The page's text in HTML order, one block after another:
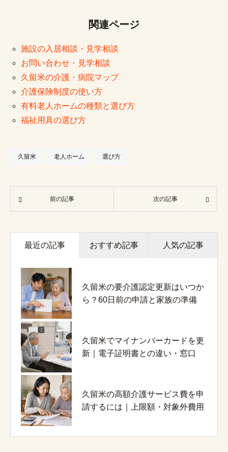
関連ページ
施設の入居相談・見学相談
お問い合わせ・見学相談
久留米の介護・病院マップ
介護保険制度の使い方
有料老人ホームの種類と選び方
福祉用具の選び方
久留米 老人ホーム 選び方
前の記事 次の記事
最近の記事 おすすめ記事 人気の記事
久留米の要介護認定更新はいつか
ら？60日前の申請と家族の準備
久留米でマイナンバーカードを更
新｜電子証明書との違い・窓口
久留米の高額介護サービス費を申
請するには｜上限額・対象外費用
介護職員のメンタルヘルスを守る
には｜認知症ケア現場の負担と対
介護職の給与と処遇改善加算｜
2026年改定・確認方法・誤解しや
認知症の家族介護で抱え込みすぎ
ないために｜課題と相談先の整理
介護施設で起きるハラスメント対
策｜家族と職員を守る実務ガイド
高齢者の誤嚥とお粥｜サラサラに
なる理由と介護職が見るポイント
久留米ラーメン28店｜西鉄・JR・
久留米ICから探す地域別ガイド